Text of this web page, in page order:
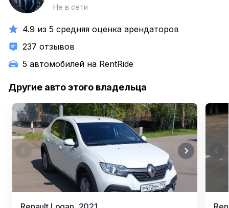
Не в сети
4.9 из 5 средняя оценка арендаторов
237 отзывов
5 автомобилей на RentRide
Другие авто этого владельца